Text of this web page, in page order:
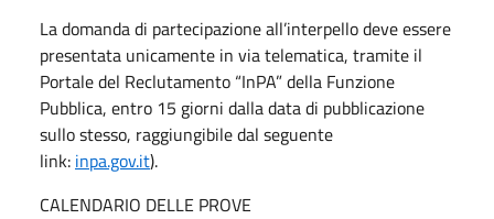
La domanda di partecipazione all’interpello deve essere
presentata unicamente in via telematica, tramite il
Portale del Reclutamento “InPA” della Funzione
Pubblica, entro 15 giorni dalla data di pubblicazione
sullo stesso, raggiungibile dal seguente
link: inpa.gov.it).
CALENDARIO DELLE PROVE